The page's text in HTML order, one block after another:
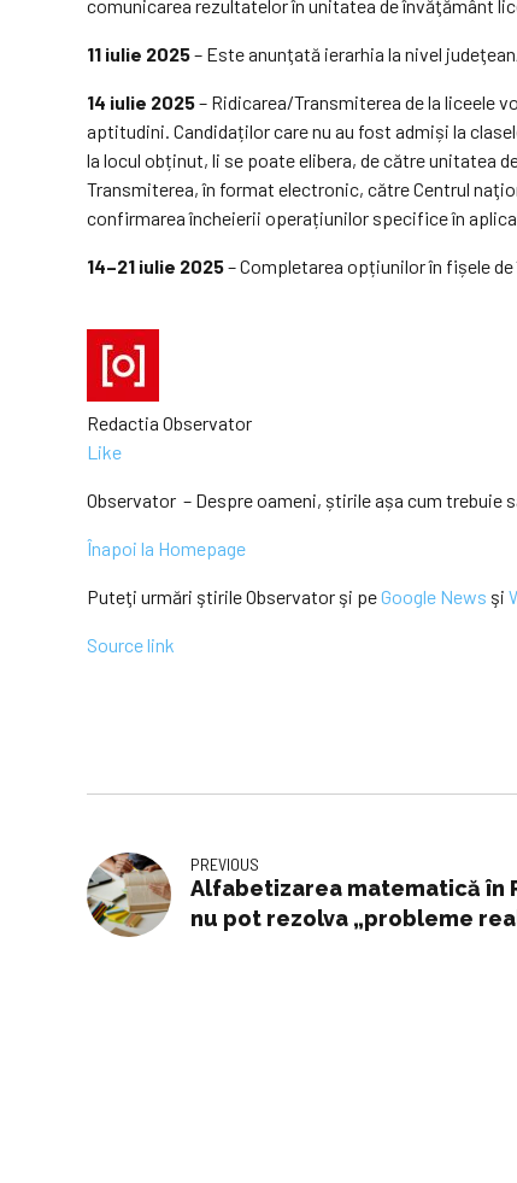
comunicarea rezultatelor în unitatea de învăţământ
11 iulie 2025– Este anunţată ierarhia la nivel
14 iulie 2025– Ridicarea/Transmiterea de la liceele
aptitudini. Candidaților care nu au fost admiși la
la locul obținut, li se poate elibera, de către unitatea
Transmiterea, în format electronic, către Centrul
confirmarea încheierii operațiunilor specifice în
14–21 iulie 2025– Completarea opțiunilor în fișele
Redactia Observator
Like
Observator – Despre oameni, știrile așa cum trebuie
Înapoi la Homepage
Puteţi urmări ştirile Observator şi peGoogle News şi
Source link
PREVIOUS
Alfabetizarea matematică în
nu pot rezolva „probleme